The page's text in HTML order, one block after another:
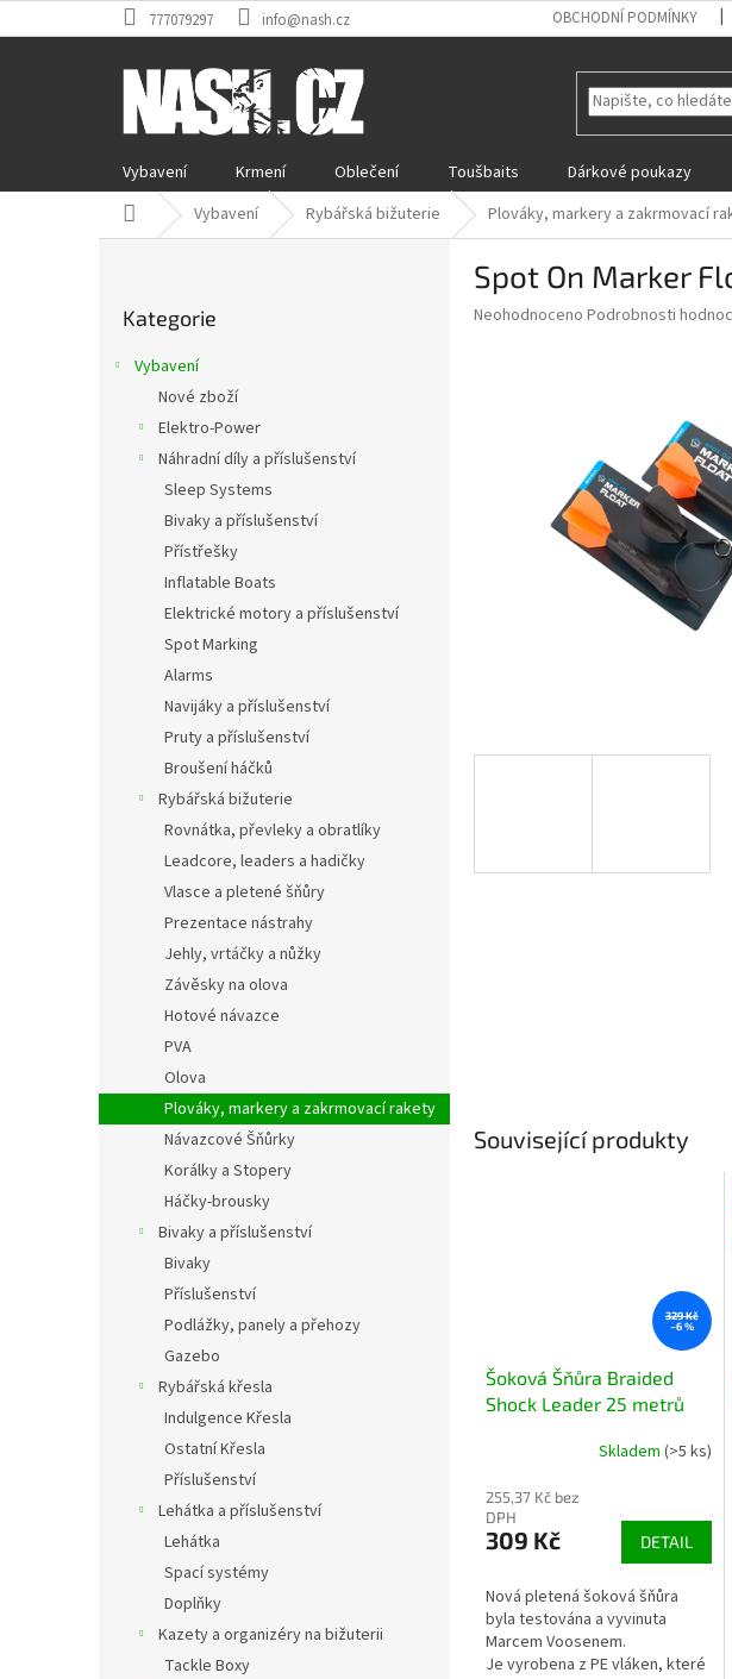
na
777079297 info@nash.cz OBCHODNÍ PODMÍNKY
Vybavení Krmení Oblečení Toušbaits Dárkové poukazy
Domů Vybavení Rybářská bižuterie Plováky, markery a zakrmovací
kategorie
Kategorie
Vybavení
Nové zboží
Elektro-Power
Náhradní díly a příslušenství
Sleep Systems
Bivaky a příslušenství
Přístřešky
Inflatable Boats
Elektrické motory a příslušenství
Spot Marking
Alarms
Navijáky a příslušenství
Pruty a příslušenství
Broušení háčků
Rybářská bižuterie
Rovnátka, převleky a obratlíky
Leadcore, leaders a hadičky
Vlasce a pletené šňůry
Prezentace nástrahy
Jehly, vrtáčky a nůžky
Závěsky na olova
Hotové návazce
PVA
Olova
Plováky, markery a zakrmovací rakety
Návazcové Šňůrky
Korálky a Stopery
Háčky-brousky
Bivaky a příslušenství
Bivaky
Příslušenství
Podlážky, panely a přehozy
Gazebo
Rybářská křesla
Indulgence Křesla
Ostatní Křesla
Příslušenství
Lehátka a příslušenství
Lehátka
Spací systémy
Doplňky
Kazety a organizéry na bižuterii
Tackle Boxy
Spot On Marker
Průměrné
Neohodnoceno Podrobnosti
Související produkty
329 Kč
–6 %
Šoková Šňůra Braided
Shock Leader 25 metrů
bezpečné zdolávání
Skladem (>5 ks)
255,37 Kč bez
DPH
309 Kč DETAIL
Nová pletená šoková šňůra
byla testována a vyvinuta
Marcem Voosenem.
Je vyrobena z PE vláken, které